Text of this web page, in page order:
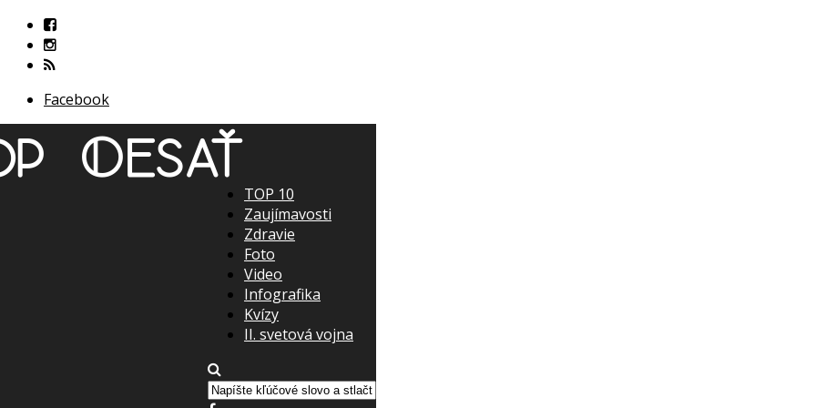
Facebook
TOP 10
Zaujímavosti
Zdravie
Foto
Video
Infografika
Kvízy
II. svetová vojna